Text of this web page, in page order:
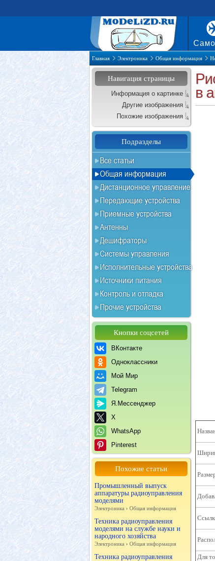
Главная Электроника Общая информация
Навигация страницы
Информация о картинке
Другие изображения
Похожие изображения
Подразделы
Все статьи
Общая информация
Дистанционное управление
Передающие устройства
Приемные устройства
Антенны
Дешифраторы
Системы управления
Исполнительные устройства
Источники питания
Контроль и отладка
Прочие устройства
Кнопки соцсетей
ВКонтакте
Одноклассники
Мой Мир
Telegram
Я.Мессенджер
X
WhatsApp
Pinterest
Похожие статьи
Промышленный выпуск
аппаратуры радиоуправления
моделями
Электроника › Общая информация
Техника радиоуправления
моделями на службе науки и
народного хозяйства
Электроника › Общая информация
Техника радиоуправления
в
Для